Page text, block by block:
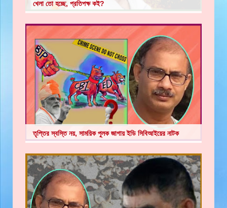
খেলা তো হচ্ছে, প্রতিপক্ষ কই?
তৃপ্তির স্বস্তি নয়, সাময়িক পুলক জাগায় ইডি সিবিআইয়ের নাটক